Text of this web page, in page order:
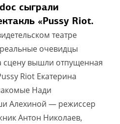
сыграли
«Pussy Riot.
театре
очевидцы
сцену вышли отпущенная
Riot Екатерина
Нади
Алехиной — режиссер
Антон Николаев,